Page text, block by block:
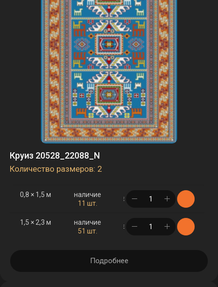
Круиз 20528_22088_N
Количество размеров: 2
0,8 × 1,5 м
наличие
11 шт.
в корзине
1,5 × 2,3 м
наличие
51 шт.
в корзине
Подробнее